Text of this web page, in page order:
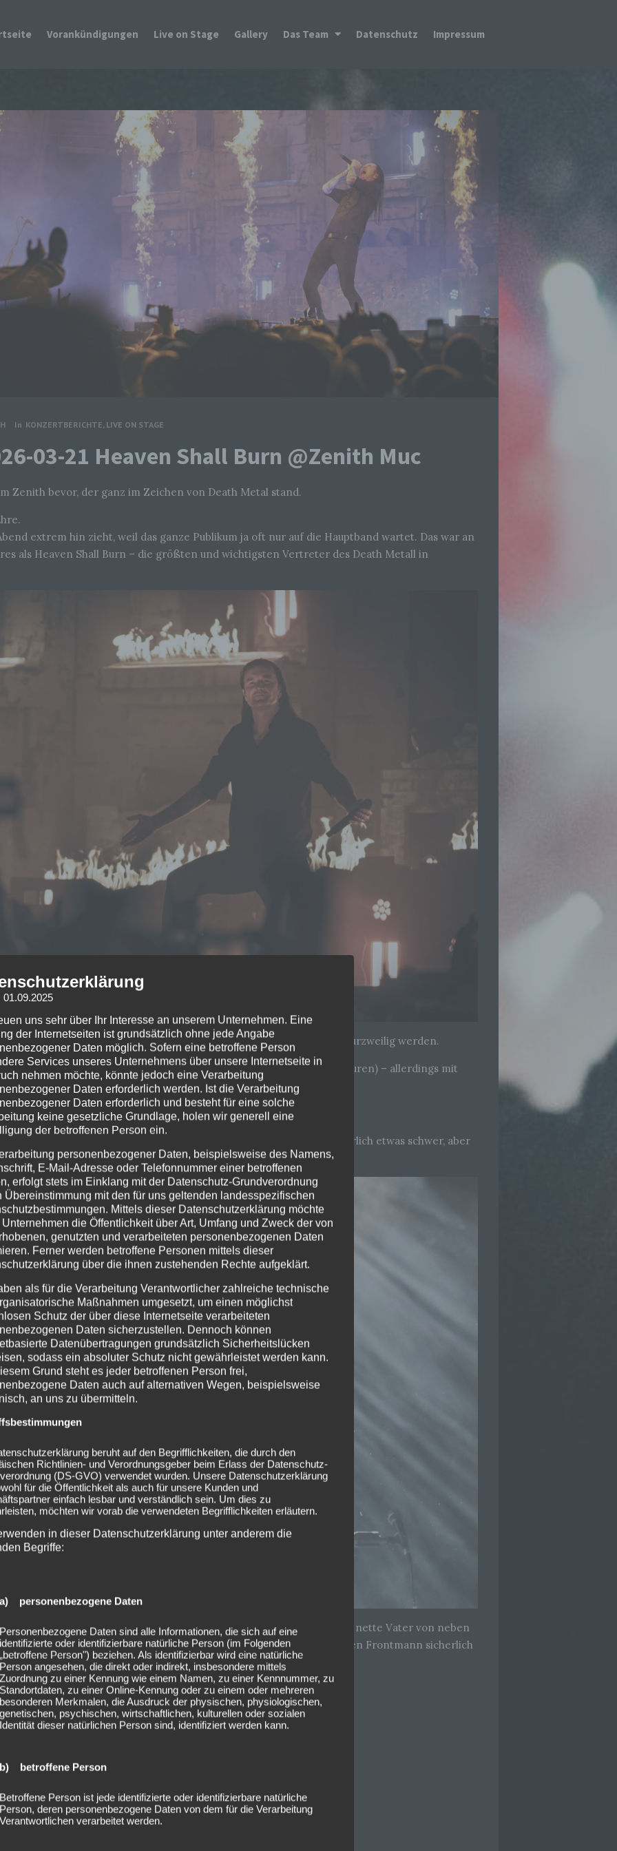
Vorankündigungen Live on Stage Gallery Das Team Datenschutz Impressum
In KONZERTBERICHTE, LIVE ON STAGE
03-21 Heaven Shall Burn @Zenith Muc
Zenith bevor, der ganz im Zeichen von Death Metal stand.
extrem hin zieht, weil das ganze Publikum ja oft nur auf die Hauptband wartet. Das war an
als Heaven Shall Burn – die größten und wichtigsten Vertreter des Death Metall in
nie enttäuscht hat. Und auch dieser Abend sollte mal wieder äußerst kurzweilig werden.
Headliner (wir sind ja generell nicht so die Fans von Co-Headliner Touren) – allerdings mit
für den Support sorgten.
sieben
aus den USA. Als erste Band hatten Sie es natürlich etwas schwer, aber
gut und lieferten ab.
The Black Dahlia Murderauf die Bühne. Optisch hätte der Sänger der nette Vater von neben
muteten an, als wären sie die eines Dirigenten. Optisch hätte man den Frontmann sicherlich
die Stimmung weiter an.
01.09.2025
uns sehr über Ihr Interesse an unserem Unternehmen. Eine
der Internetseiten ist grundsätzlich ohne jede Angabe
Daten möglich. Sofern eine betroffene Person
Services unseres Unternehmens über unsere Internetseite in
nehmen möchte, könnte jedoch eine Verarbeitung
Daten erforderlich werden. Ist die Verarbeitung
Daten erforderlich und besteht für eine solche
keine gesetzliche Grundlage, holen wir generell eine
der betroffenen Person ein.
personenbezogener Daten, beispielsweise des Namens,
E-Mail-Adresse oder Telefonnummer einer betroffenen
erfolgt stets im Einklang mit der Datenschutz-Grundverordnung
Übereinstimmung mit den für uns geltenden landesspezifischen
Mittels dieser Datenschutzerklärung möchte
die Öffentlichkeit über Art, Umfang und Zweck der von
genutzten und verarbeiteten personenbezogenen Daten
Ferner werden betroffene Personen mittels dieser
über die ihnen zustehenden Rechte aufgeklärt.
als für die Verarbeitung Verantwortlicher zahlreiche technische
Maßnahmen umgesetzt, um einen möglichst
Schutz der über diese Internetseite verarbeiteten
Daten sicherzustellen. Dennoch können
Datenübertragungen grundsätzlich Sicherheitslücken
sodass ein absoluter Schutz nicht gewährleistet werden kann.
Grund steht es jeder betroffenen Person frei,
Daten auch auf alternativen Wegen, beispielsweise
an uns zu übermitteln.
beruht auf den Begrifflichkeiten, die durch den
Richtlinien- und Verordnungsgeber beim Erlass der Datenschutz-
(DS-GVO) verwendet wurden. Unsere Datenschutzerklärung
für die Öffentlichkeit als auch für unsere Kunden und
einfach lesbar und verständlich sein. Um dies zu
möchten wir vorab die verwendeten Begrifflichkeiten erläutern.
in dieser Datenschutzerklärung unter anderem die
Begriffe:
a) personenbezogene Daten
Personenbezogene Daten sind alle Informationen, die sich auf eine
identifizierte oder identifizierbare natürliche Person (im Folgenden
„betroffene Person") beziehen. Als identifizierbar wird eine natürliche
Person angesehen, die direkt oder indirekt, insbesondere mittels
Zuordnung zu einer Kennung wie einem Namen, zu einer Kennnummer, zu
Standortdaten, zu einer Online-Kennung oder zu einem oder mehreren
besonderen Merkmalen, die Ausdruck der physischen, physiologischen,
genetischen, psychischen, wirtschaftlichen, kulturellen oder sozialen
Identität dieser natürlichen Person sind, identifiziert werden kann.
b) betroffene Person
Betroffene Person ist jede identifizierte oder identifizierbare natürliche
Person, deren personenbezogene Daten von dem für die Verarbeitung
Verantwortlichen verarbeitet werden.